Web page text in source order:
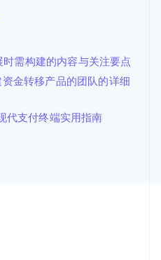
需构建的内容与关注要点
金转移产品的团队的详细
代支付终端实用指南